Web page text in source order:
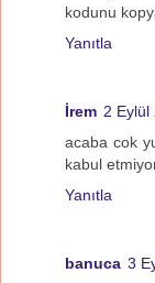
kodunu
Yanıtla
İrem 2 Eylül
acaba cok
kabul
Yanıtla
banuca 3